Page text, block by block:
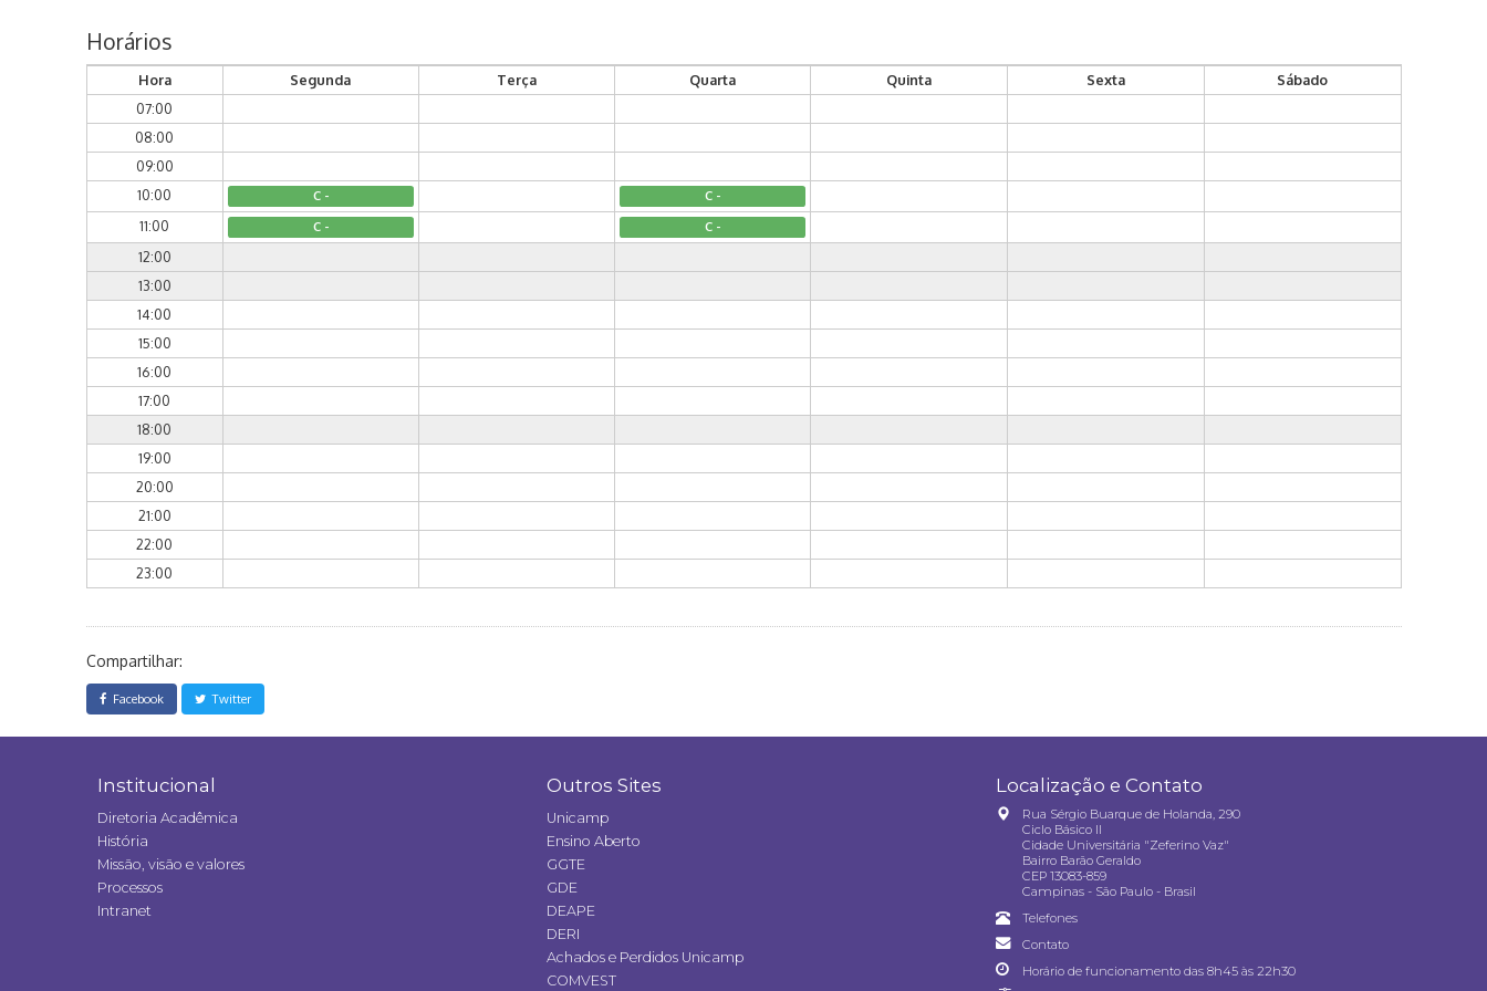
Horários
Hora Segunda Terça Quarta Quinta Sexta
Sábado
07:00
08:00
09:00
10:00
C - C -
11:00 C - C -
12:00
13:00
14:00
15:00
16:00
17:00
18:00
19:00
20:00
21:00
22:00
23:00
Compartilhar:
Facebook Twitter
Institucional
Diretoria Acadêmica
História
Missão, visão e valores
Processos
Intranet
Outros Sites
Unicamp
Ensino Aberto
GGTE
GDE
DEAPE
DERI
Achados e Perdidos Unicamp
COMVEST
Localização e Contato
Rua Sérgio Buarque de Holanda, 290
Ciclo Básico II
Cidade Universitária "Zeferino Vaz"
Bairro Barão Geraldo
CEP 13083-859
Campinas - São Paulo - Brasil
Telefones
Contato
Horário de funcionamento das 8h45 às 22h30